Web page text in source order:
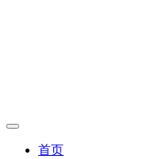
首页